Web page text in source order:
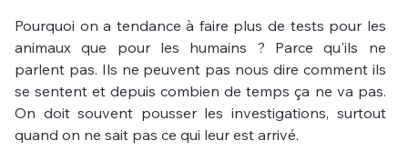
Pourquoi on a tendance à faire plus de tests pour les
animaux que pour les humains ? Parce qu'ils ne
parlent pas. Ils ne peuvent pas nous dire comment ils
se sentent et depuis combien de temps ça ne va pas.
On doit souvent pousser les investigations, surtout
quand on ne sait pas ce qui leur est arrivé.